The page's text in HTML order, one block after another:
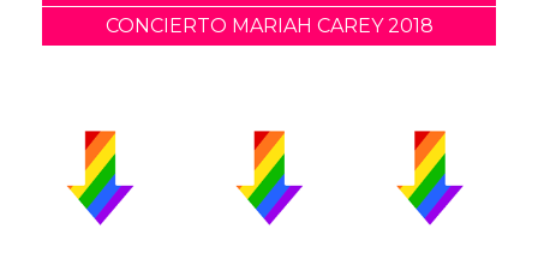
CONCIERTO MARIAH CAREY 2018